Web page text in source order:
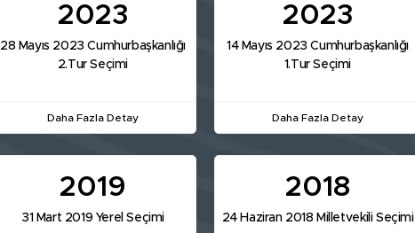
2023
28 Mayıs 2023 Cumhurbaşkanlığı
2.Tur Seçimi
Daha Fazla Detay
2023
14 Mayıs 2023 Cumhurbaşkanlığı
1.Tur Seçimi
Daha Fazla Detay
2019
31 Mart 2019 Yerel Seçimi
2018
24 Haziran 2018 Milletvekili Seçimi